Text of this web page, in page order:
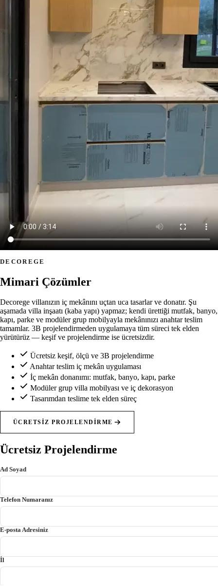
DECOREGE
Mimari Çözümler
Decorege villanızın iç mekânını uçtan uca tasarlar ve donatır. Şu
aşamada villa inşaatı (kaba yapı) yapmaz; kendi ürettiği mutfak, banyo,
kapı, parke ve modüler grup mobilyayla mekânınızı anahtar teslim
tamamlar. 3B projelendirmeden uygulamaya tüm süreci tek elden
yürütürüz — keşif ve projelendirme ise ücretsizdir.
Ücretsiz keşif, ölçü ve 3B projelendirme
Anahtar teslim iç mekân uygulaması
İç mekân donanımı: mutfak, banyo, kapı, parke
Modüler grup villa mobilyası ve iç dekorasyon
Tasarımdan teslime tek elden süreç
ÜCRETSIZ PROJELENDIRME
Ücretsiz Projelendirme
Ad Soyad
Telefon Numaranız
E-posta Adresiniz
İl